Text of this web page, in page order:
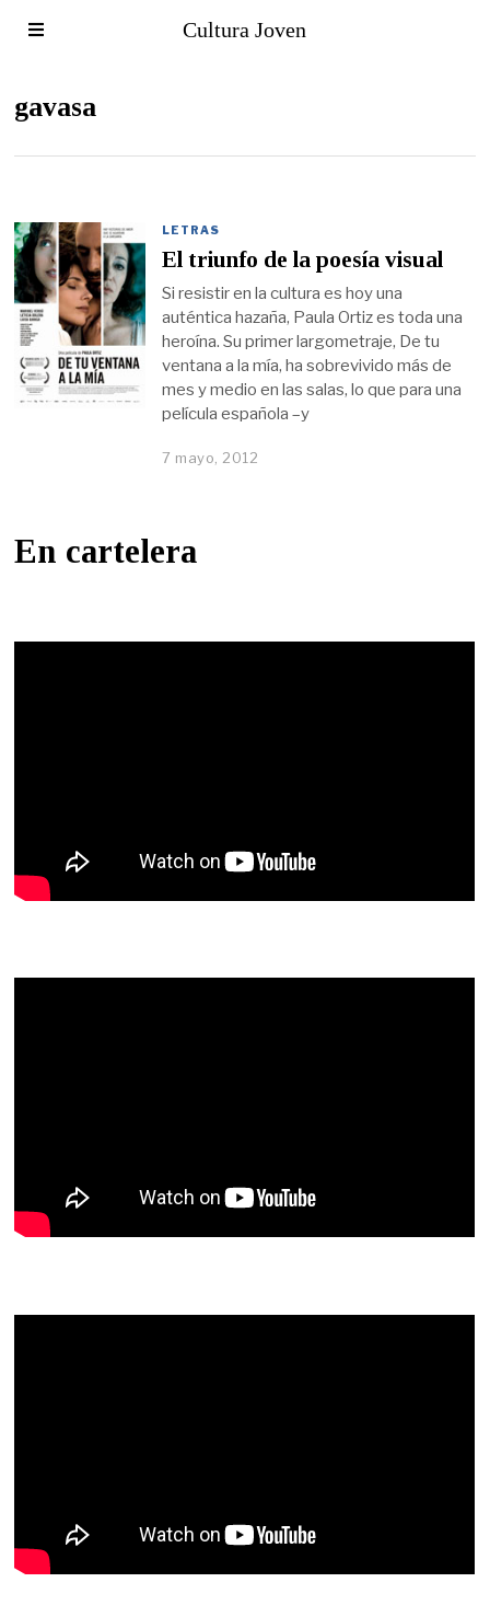
Cultura Joven
gavasa
LETRAS
El triunfo de la poesía visual
Si resistir en la cultura es hoy una
auténtica hazaña, Paula Ortiz es toda una
heroína. Su primer largometraje, De tu
ventana a la mía, ha sobrevivido más de
mes y medio en las salas, lo que para una
película española –y
7 mayo, 2012
En cartelera